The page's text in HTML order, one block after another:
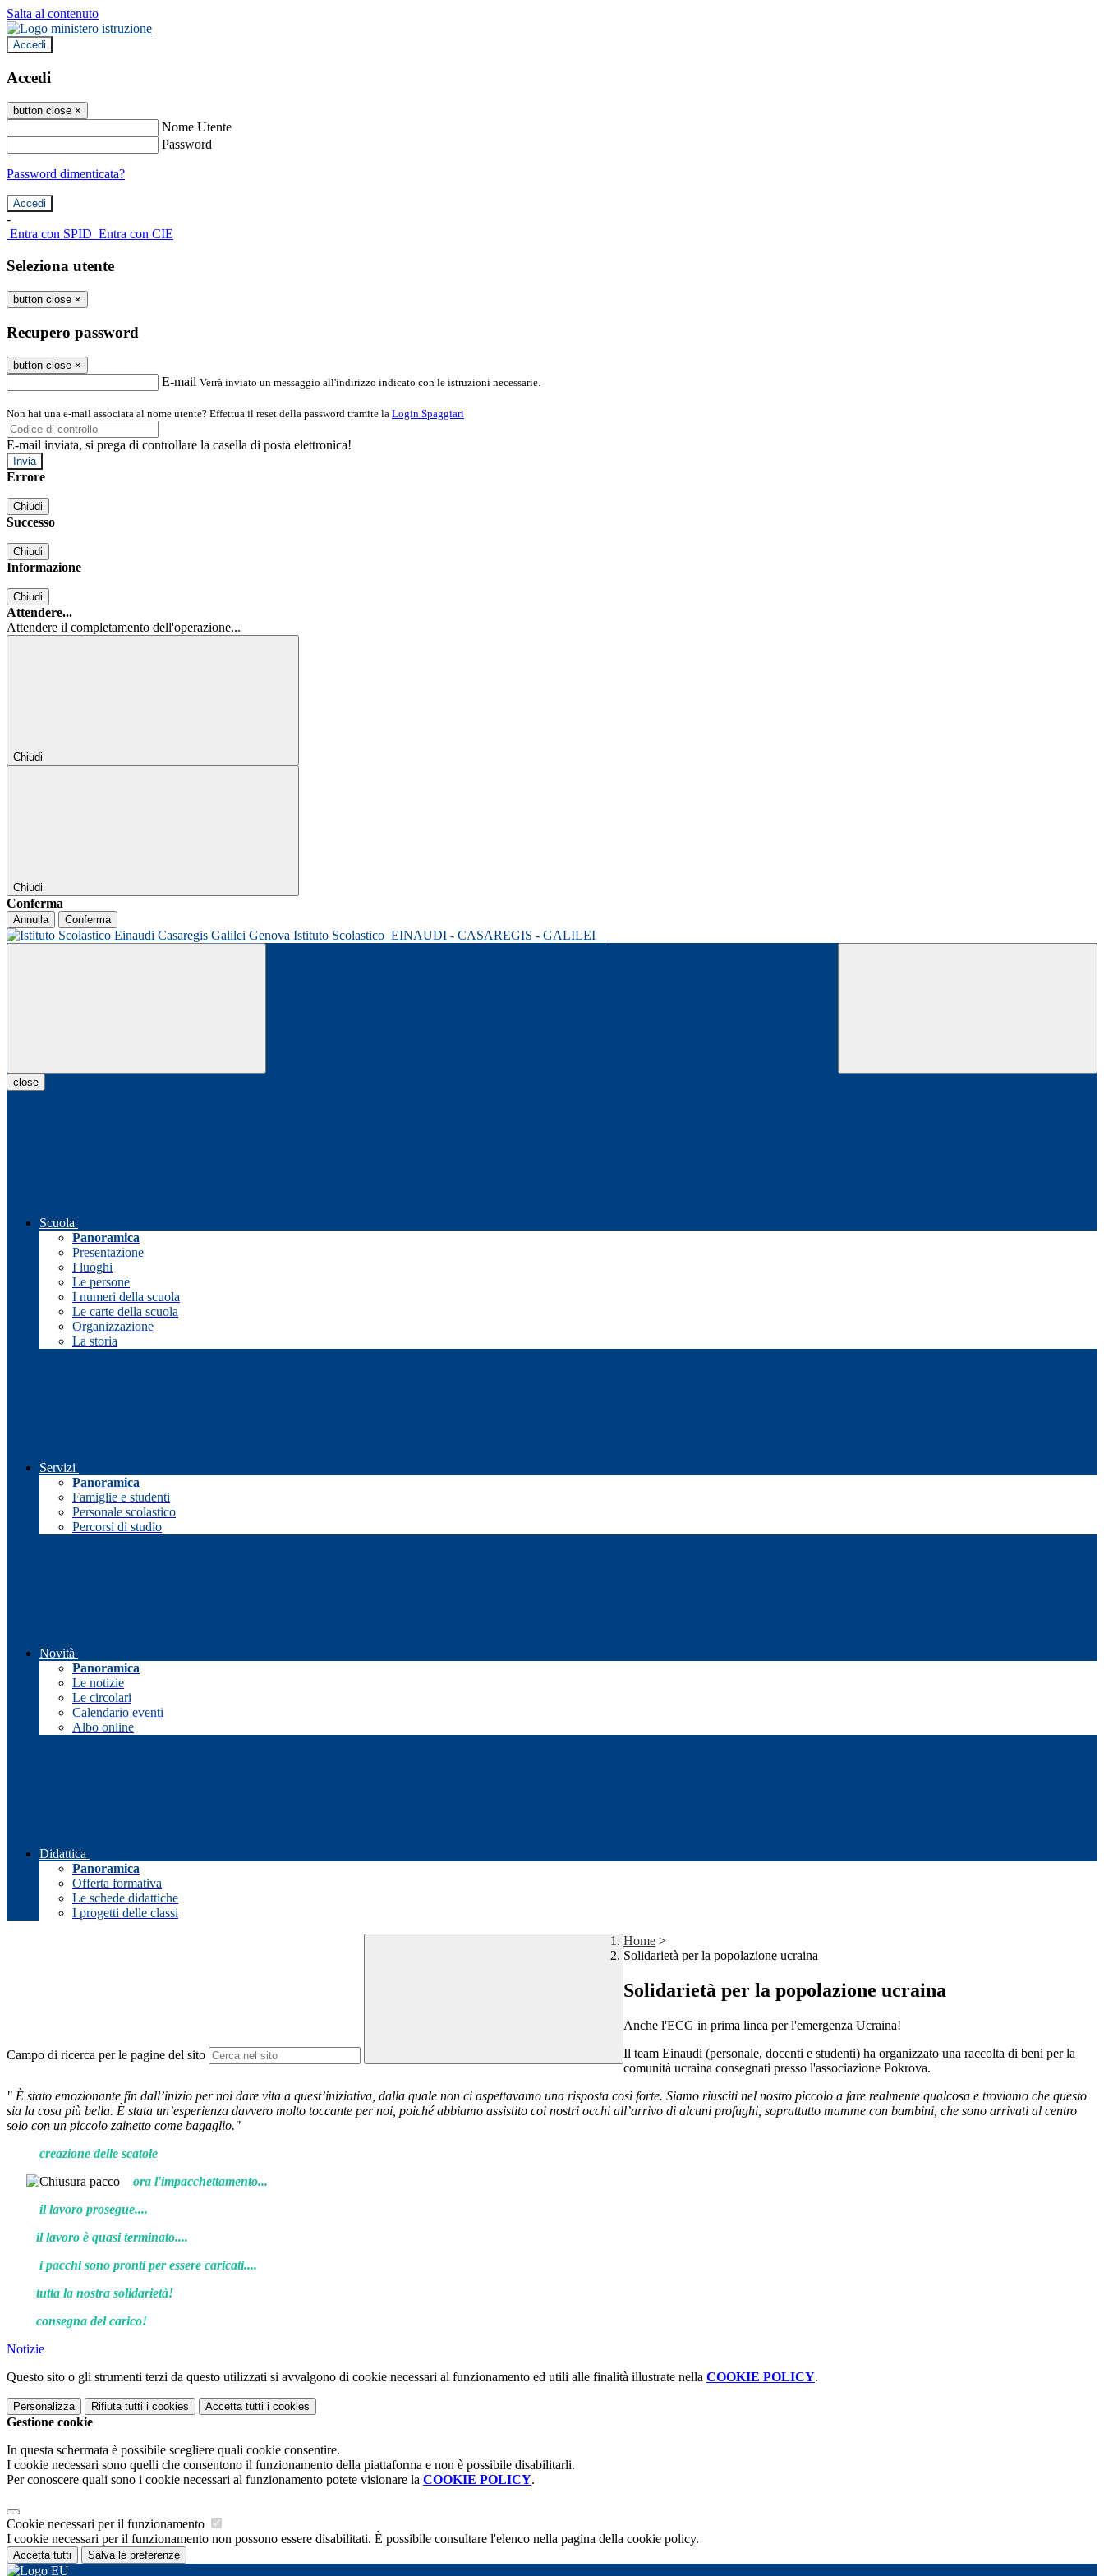
Salta al contenuto
Accedi
Accedi
button close ×
Nome Utente
Password
Password dimenticata?
-
Entra con SPID Entra con CIE
Seleziona utente
button close ×
Recupero password
button close ×
E-mail Verrà inviato un messaggio all'indirizzo indicato con le istruzioni necessarie.
Non hai una e-mail associata al nome utente? Effettua il reset della password tramite la Login Spaggiari
E-mail inviata, si prega di controllare la casella di posta elettronica!
Errore
Chiudi
Successo
Chiudi
Informazione
Chiudi
Attendere...
Attendere il completamento dell'operazione...
Chiudi
Chiudi
Conferma
Annulla Conferma
Istituto Scolastico EINAUDI - CASAREGIS - GALILEI
close
Scuola
Panoramica
Presentazione
I luoghi
Le persone
I numeri della scuola
Le carte della scuola
Organizzazione
La storia
Servizi
Panoramica
Famiglie e studenti
Personale scolastico
Percorsi di studio
Novità
Panoramica
Le notizie
Le circolari
Calendario eventi
Albo online
Didattica
Panoramica
Offerta formativa
Le schede didattiche
I progetti delle classi
Campo di ricerca per le pagine del sito
Home >
Solidarietà per la popolazione ucraina
Solidarietà per la popolazione ucraina
Anche l'ECG in prima linea per l'emergenza Ucraina!
Il team Einaudi (personale, docenti e studenti) ha organizzato una raccolta di beni per la
comunità ucraina consegnati presso l'associazione Pokrova.
" È stato emozionante fin dall’inizio per noi dare vita a quest’iniziativa, dalla quale non ci aspettavamo una risposta così forte. Siamo riusciti nel nostro piccolo a fare realmente qualcosa e troviamo che questo
sia la cosa più bella. È stata un’esperienza davvero molto toccante per noi, poiché abbiamo assistito coi nostri occhi all’arrivo di alcuni profughi, soprattutto mamme con bambini, che sono arrivati al centro
solo con un piccolo zainetto come bagaglio."
creazione delle scatole
ora l'impacchettamento...
il lavoro prosegue....
il lavoro è quasi terminato....
i pacchi sono pronti per essere caricati....
tutta la nostra solidarietà!
consegna del carico!
Notizie
Questo sito o gli strumenti terzi da questo utilizzati si avvalgono di cookie necessari al funzionamento ed utili alle finalità illustrate nella COOKIE POLICY.
Personalizza Rifiuta tutti i cookies Accetta tutti i cookies
Gestione cookie
In questa schermata è possibile scegliere quali cookie consentire.
I cookie necessari sono quelli che consentono il funzionamento della piattaforma e non è possibile disabilitarli.
Per conoscere quali sono i cookie necessari al funzionamento potete visionare la COOKIE POLICY.
Cookie necessari per il funzionamento
I cookie necessari per il funzionamento non possono essere disabilitati. È possibile consultare l'elenco nella pagina della cookie policy.
Accetta tutti Salva le preferenze